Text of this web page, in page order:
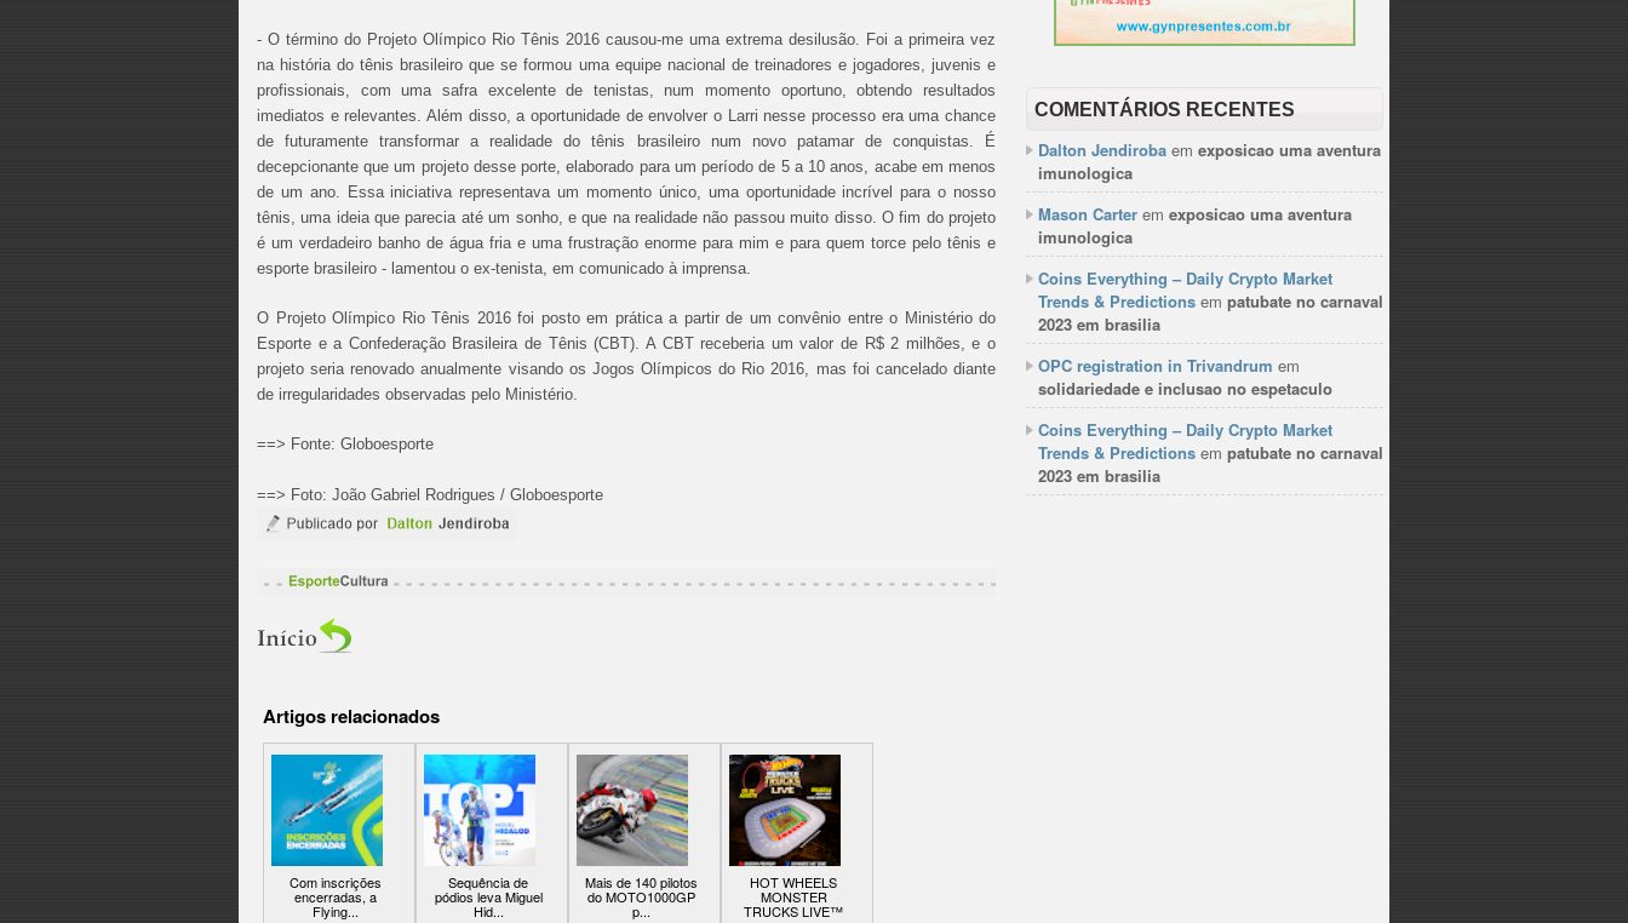
- O término do Projeto Olímpico Rio Tênis 2016 causou-me uma extrema desilusão. Foi a primeira vez
na história do tênis brasileiro que se formou uma equipe nacional de treinadores e jogadores, juvenis e
profissionais, com uma safra excelente de tenistas, num momento oportuno, obtendo resultados
imediatos e relevantes. Além disso, a oportunidade de envolver o Larri nesse processo era uma chance
de futuramente transformar a realidade do tênis brasileiro num novo patamar de conquistas. É
decepcionante que um projeto desse porte, elaborado para um período de 5 a 10 anos, acabe em menos
de um ano. Essa iniciativa representava um momento único, uma oportunidade incrível para o nosso
tênis, uma ideia que parecia até um sonho, e que na realidade não passou muito disso. O fim do projeto
é um verdadeiro banho de água fria e uma frustração enorme para mim e para quem torce pelo tênis e
esporte brasileiro - lamentou o ex-tenista, em comunicado à imprensa.
O Projeto Olímpico Rio Tênis 2016 foi posto em prática a partir de um convênio entre o Ministério do
Esporte e a Confederação Brasileira de Tênis (CBT). A CBT receberia um valor de R$ 2 milhões, e o
projeto seria renovado anualmente visando os Jogos Olímpicos do Rio 2016, mas foi cancelado diante
de irregularidades observadas pelo Ministério.
==> Fonte: Globoesporte
==> Foto: João Gabriel Rodrigues / Globoesporte
Artigos relacionados
Com inscrições
encerradas, a
Flying...
Sequência de
pódios leva Miguel
Hid...
Mais de 140 pilotos
do MOTO1000GP
p...
HOT WHEELS
MONSTER
TRUCKS LIVE™
COMENTÁRIOS RECENTES
Dalton Jendiroba em exposicao uma aventura
imunologica
Mason Carter em exposicao uma aventura
imunologica
Coins Everything – Daily Crypto Market
Trends & Predictions em patubate no carnaval
2023 em brasilia
OPC registration in Trivandrum em
solidariedade e inclusao no espetaculo
Coins Everything – Daily Crypto Market
Trends & Predictions em patubate no carnaval
2023 em brasilia